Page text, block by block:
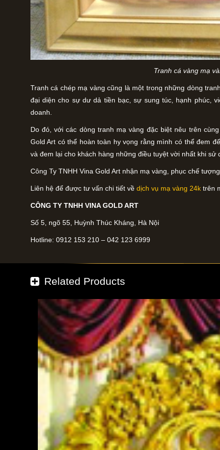
Tranh cá vàng mạ
Tranh cá chép mạ vàng cũng là một trong những dòng
đại diện cho sự dư dả tiền bạc, sự sung túc, hạnh phúc,
doanh.
Do đó, với các dòng tranh mạ vàng đặc biệt nêu trên
Gold Art có thể hoàn toàn hy vọng rằng mình có thể đem
và đem lại cho khách hàng những điều tuyệt vời nhất khi sử
Công Ty TNHH Vina Gold Art nhận mạ vàng, phục chế
Liên hệ để được tư vấn chi tiết về dịch vụ mạ vàng 24ktrên
CÔNG TY TNHH VINA GOLD ART
Số 5, ngõ 55, Huỳnh Thúc Kháng, Hà Nội
Hotline: 0912 153 210 – 042 123 6999
Related Products